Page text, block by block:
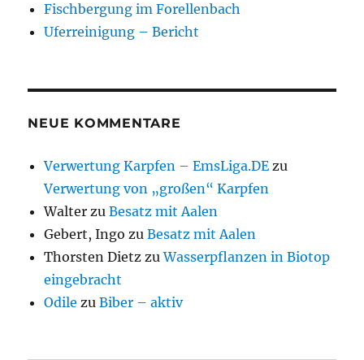
Fischbergung im Forellenbach
Uferreinigung – Bericht
NEUE KOMMENTARE
Verwertung Karpfen – EmsLiga.DE zu
Verwertung von „großen“ Karpfen
Walter zuBesatz mit Aalen
Gebert, Ingo zuBesatz mit Aalen
Thorsten Dietz zuWasserpflanzen in Biotop
eingebracht
Odile zuBiber – aktiv